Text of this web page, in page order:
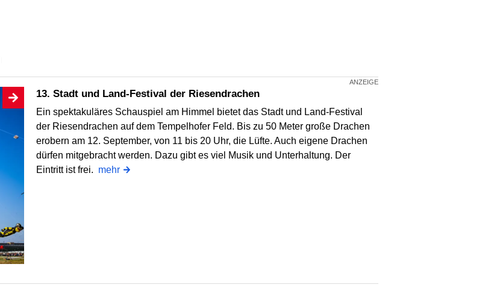
13. Stadt und Land-Festival der Riesendrachen
Ein spektakuläres Schauspiel am Himmel bietet das Stadt und Land-Festival
der Riesendrachen auf dem Tempelhofer Feld. Bis zu 50 Meter große Drachen
erobern am 12. September, von 11 bis 20 Uhr, die Lüfte. Auch eigene Drachen
dürfen mitgebracht werden. Dazu gibt es viel Musik und Unterhaltung. Der
Eintritt ist frei. mehr